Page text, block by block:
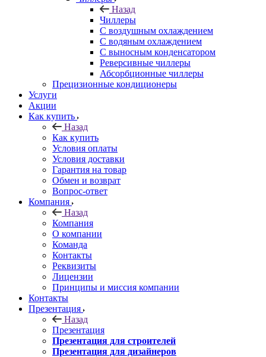
Назад
Чиллеры
С воздушным охлаждением
С водяным охлаждением
С выносным конденсатором
Реверсивные чиллеры
Абсорбционные чиллеры
Прецизионные кондиционеры
Услуги
Акции
Как купить
Назад
Как купить
Условия оплаты
Условия доставки
Гарантия на товар
Обмен и возврат
Вопрос-ответ
Компания
Назад
Компания
О компании
Команда
Контакты
Реквизиты
Лицензии
Принципы и миссия компании
Контакты
Презентация
Назад
Презентация
Презентация для строителей
Презентация для дизайнеров